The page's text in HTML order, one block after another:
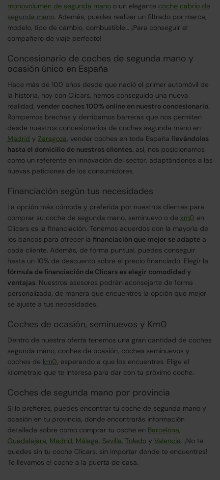
monovolumen de segunda mano o un elegante coche cabrio de
segunda mano. Además, puedes realizar un filtrado por marca,
modelo, tipo de cambio, combustible… ¡Para conseguir el
compañero de viaje perfecto!
Concesionario de coches de segunda mano y
ocasión único en España
Hace más de 100 años desde que nació el primer automóvil de
la historia, hoy con Clicars, hemos conseguido una nueva
realidad, vender coches 100% online en nuestro concesionario.
Rompemos brechas y derribamos barreras que nos permiten
desde nuestros concesionarios de coches segunda mano en
Madrid y Zaragoza, vender coches en toda España llevándolos
hasta el domicilio de nuestros clientes. así, nos posicionamos
como un referente en innovación del sector, adaptándonos a las
nuevas peticiones de los consumidores.
Financiación según tus necesidades
La opción más cómoda y preferida por nuestros clientes para
comprar su coche de segunda mano, seminuevo o de km0 en
Clicars es la financiación. Tenemos acuerdos con la mayoría de
los bancos para ofrecer la financiación que mejor se adapte a
cada cliente. Además, de forma puntual, puedes conseguir
hasta un 10% de descuento sobre el precio financiado. Elegir la
fórmula de financiación de Clicars es elegir comodidad y
ventajas. Nuestros asesores podrán aconsejarte de forma
personalizada, de manera que encuentres la opción que mejor
se ajuste a tus necesidades.
Coches de ocasión, seminuevos y Km0
Dentro de nuestra oferta tenemos una gran cantidad de coches
segunda mano, coches de ocasión, coches seminuevos y
coches de km0, esperando a que los encuentres. Elige el
kilometraje que te interesa para dar con tu próximo coche.
Coches de segunda mano por provincia
Si lo prefieres, puedes encontrar tu coche de segunda mano y
ocasión en tu provincia, donde encontrarás información
detallada sobre como comprar tu coche en Barcelona,
Guadalajara, Madrid, Málaga, Sevilla, Toledo y Valencia. ¡No te
quedes sin tu coche Clicars, sin importar donde te encuentres!
Te llevamos el coche a la puerta de casa.